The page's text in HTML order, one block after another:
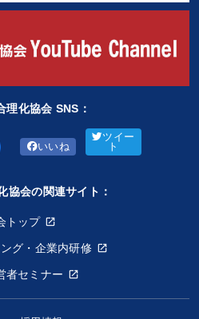
理化協会 SNS：
いいね
ツイー
ト
協会の関連サイト：
トップ
グ・企業内研修
者セミナー